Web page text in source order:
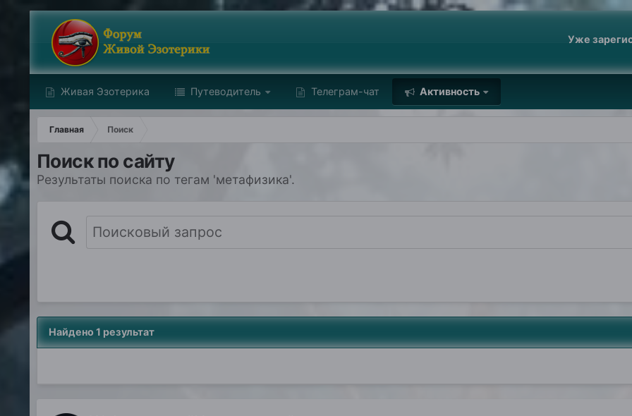
Уже
Живая Эзотерика Путеводитель Телеграм-чат Активность
Главная Поиск
Поиск по сайту
Результаты поиска по тегам 'метафизика'.
Найдено 1 результат